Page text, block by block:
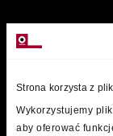
Strona korzysta z
Wykorzystujemy
aby oferować
MARKI